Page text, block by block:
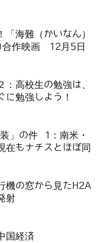
海難（かいなん）
合作映画 12月5日
：高校生の勉強は、
勉強しよう！
」の件 1：南米・
在もナチスとほぼ同
機の窓から見たH2A
射
国経済